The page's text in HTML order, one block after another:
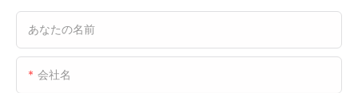
あなたの名前
会社名